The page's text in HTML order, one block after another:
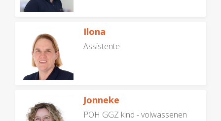
Ilona
Assistente
Jonneke
POH GGZ kind - volwassenen